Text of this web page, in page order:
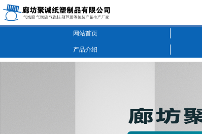
网站首页
产品介绍